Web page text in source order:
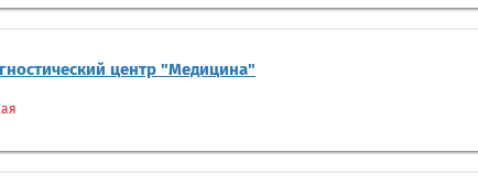
центр "Медицина"